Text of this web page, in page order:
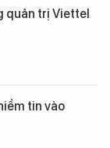
quản trị Viettel
tin vào